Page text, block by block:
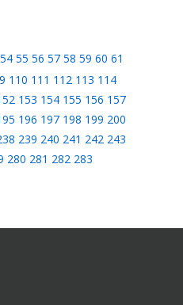
54 55 56 57 58 59 60 61
110 111 112 113 114
153 154 155 156 157
196 197 198 199 200
239 240 241 242 243
280 281 282 283